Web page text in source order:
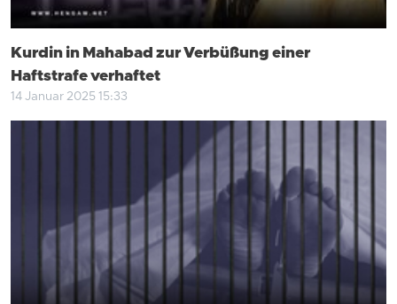
Kurdin in Mahabad zur Verbüßung einer
Haftstrafe verhaftet
14 Januar 2025 15:33